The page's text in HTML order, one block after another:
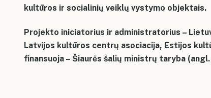
kultūros ir socialinių veiklų vystymo objektais.
Projekto iniciatorius ir administratorius –
Latvijos kultūros centrų asociacija, Estijos
finansuoja – Šiaurės šalių ministrų taryba